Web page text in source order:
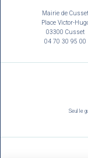
Mairie de Cusset
Place Victor-
03300 Cusset
04 70 30 95 00
Seul le